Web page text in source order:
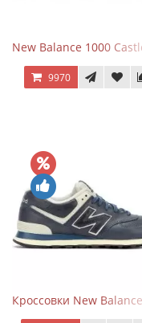
New Balance 1000
9970
Кроссовки New